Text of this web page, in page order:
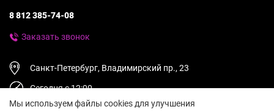
8 812 385-74-08
Заказать звонок
Санкт-Петербург, Владимирский пр., 23
Сегодня с 12:00
Мы используем файлы cookies для улучшения